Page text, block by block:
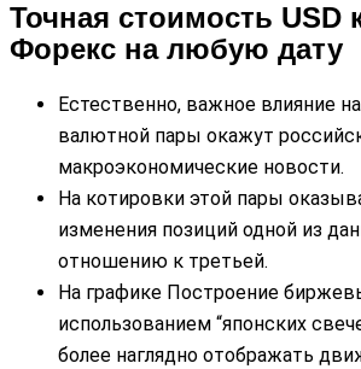
Точная стоимость USD
Форекс на любую дату
Естественно, важное влияние
валютной пары окажут
макроэкономические новости.
На котировки этой пары
изменения позиций одной из
отношению к третьей.
На графике Построение
использованием “японских
более наглядно отображать